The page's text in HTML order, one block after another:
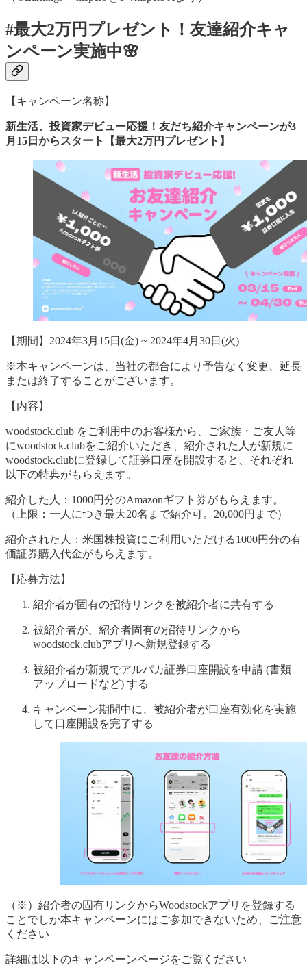
#最大2万円プレゼント！友達紹介キャ
ンペーン実施中🌸
【キャンペーン名称】
新生活、投資家デビュー応援！友だち紹介キャンペーンが3
月15日からスタート【最大2万円プレゼント】
【期間】2024年3月15日(金) ~ 2024年4月30日(火)
※本キャンペーンは、当社の都合により予告なく変更、延長
または終了することがございます。
【内容】
woodstock.club をご利用中のお客様から、ご家族・ご友人等
にwoodstock.clubをご紹介いただき、紹介された人が新規に
woodstock.clubに登録して証券口座を開設すると、それぞれ
以下の特典がもらえます。
紹介した人：1000円分のAmazonギフト券がもらえます。
（上限：一人につき最大20名まで紹介可。20,000円まで）
紹介された人：米国株投資にご利用いただける1000円分の有
価証券購入代金がもらえます。
【応募方法】
紹介者が固有の招待リンクを被紹介者に共有する
被紹介者が、紹介者固有の招待リンクから
woodstock.clubアプリへ新規登録する
被紹介者が新規でアルパカ証券口座開設を申請 (書類
アップロードなど) する
キャンペーン期間中に、被紹介者が口座有効化を実施
して口座開設を完了する
（※）紹介者の固有リンクからWoodstockアプリを登録する
ことでしか本キャンペーンにはご参加できないため、ご注意
ください
詳細は以下のキャンペーンページをご覧ください